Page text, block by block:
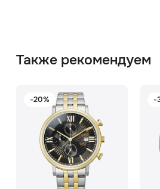
Также рекомендуем
-20% -